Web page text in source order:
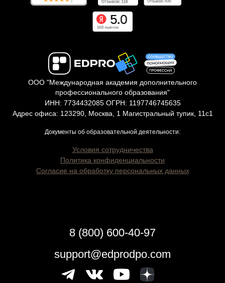
ООО "Международная академия дополнительного
профессионального образования"
ИНН: 7734432085 ОГРН: 1197746745635
Адрес офиса: 123290, Москва, 1 Магистральный тупик, 11с1
Документы об образовательной деятельности:
Условия сотрудничества
Политика конфиденциальности
Согласие на обработку персональных данных
8 (800) 600-40-97
support@edprodpo.com